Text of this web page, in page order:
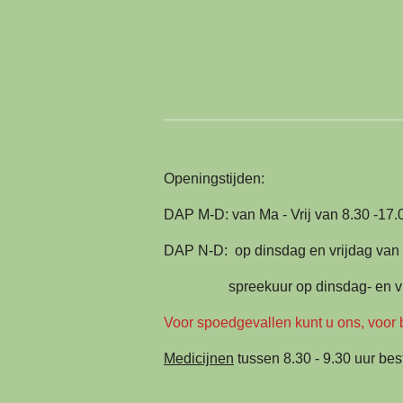
Openingstijden:
DAP M-D: van Ma - Vrij van 8.30 -
DAP N-D: op dinsdag en vrijdag
spreekuur op dinsdag- en
Voor spoedgevallen kunt u ons,
Medicijnen tussen 8.30 - 9.30 uur